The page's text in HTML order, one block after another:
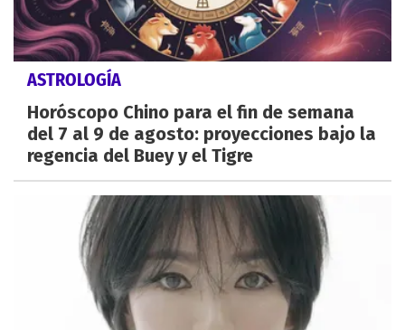
ASTROLOGÍA
Horóscopo Chino para el fin de semana
del 7 al 9 de agosto: proyecciones bajo la
regencia del Buey y el Tigre